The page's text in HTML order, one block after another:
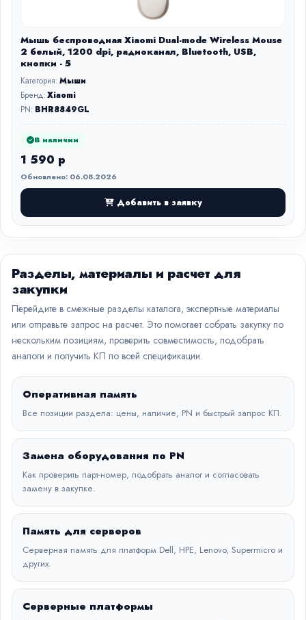
Мышь беспроводная Xiaomi Dual-mode Wireless Mouse
2 белый, 1200 dpi, радиоканал, Bluetooth, USB,
кнопки - 5
Категория:Мыши
Бренд:Xiaomi
PN: BHR8849GL
В наличии
1 590 р
Обновлено: 06.08.2026
Добавить в заявку
Разделы, материалы и расчет для
закупки
Перейдите в смежные разделы каталога, экспертные материалы
или отправьте запрос на расчет. Это помогает собрать закупку по
нескольким позициям, проверить совместимость, подобрать
аналоги и получить КП по всей спецификации.
Оперативная память
Все позиции раздела: цены, наличие, PN и быстрый запрос КП.
Замена оборудования по PN
Как проверить парт-номер, подобрать аналог и согласовать
замену в закупке.
Память для серверов
Серверная память для платформ Dell, HPE, Lenovo, Supermicro и
других.
Серверные платформы